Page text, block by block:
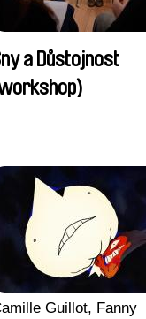
a Důstojnost
Guillot, Fanny